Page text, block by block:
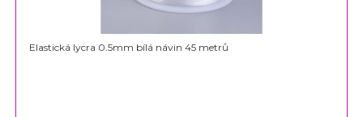
Elastická lycra 0.5mm bílá návin 45 metrů